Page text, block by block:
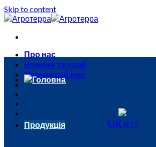
Skip to content
Про нас
Новини та події
Мерчандайзинг
UK RU
Головна
Продукція